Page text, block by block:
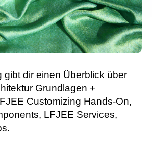
gibt dir einen Überblick über
Grundlagen +
Customizing Hands-On,
LFJEE Services,